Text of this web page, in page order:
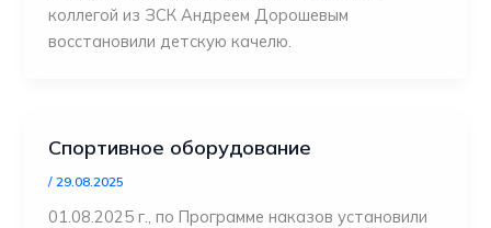
коллегой из ЗСК Андреем Дорошевым
восстановили детскую качелю.
Спортивное оборудование
/29.08.2025
01.08.2025 г., по Программе наказов установили